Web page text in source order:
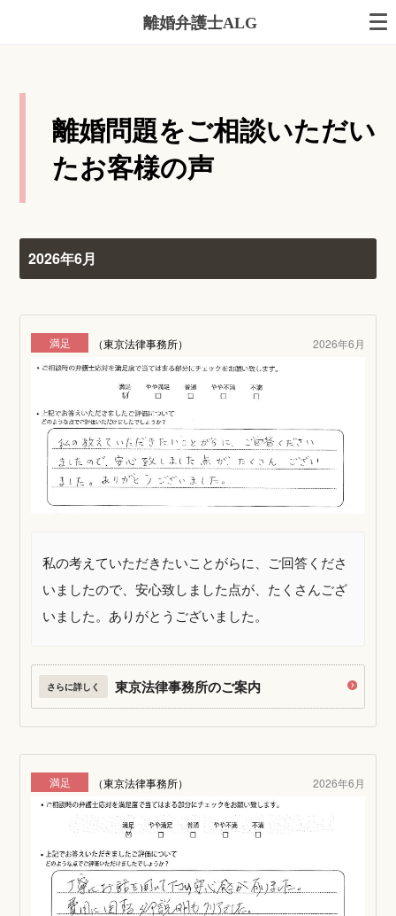
離婚弁護士ALG
離婚問題をご相談いただい
たお客様の声
2026年6月
満足 （東京法律事務所） 2026年6月
私の考えていただきたいことがらに、ご回答くださ
いましたので、安心致しました点が、たくさんござ
いました。ありがとうございました。
さらに詳しく 東京法律事務所のご案内
満足 （東京法律事務所） 2026年6月